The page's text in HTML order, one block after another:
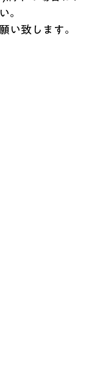
。
い致します。